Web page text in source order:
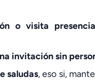
o visita
invitación sin
saludas, eso si,